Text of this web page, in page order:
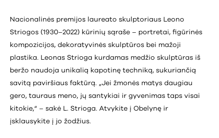
Nacionalinės premijos laureato skulptoriaus Leono
Striogos (1930–2022) kūrinių sąraše – portretai, figūrinės
kompozicijos, dekoratyvinės skulptūros bei mažoji
plastika. Leonas Strioga kurdamas medžio skulptūras iš
beržo naudoja unikalią kapotinę techniką, sukuriančią
savitą paviršiaus faktūrą. „Jei žmonės matys daugiau
gero, tauraus meno, jų santykiai ir gyvenimas taps visai
kitokie,“ – sakė L. Strioga. Atvykite į Obelynę ir
įsklausykite į jo žodžius.